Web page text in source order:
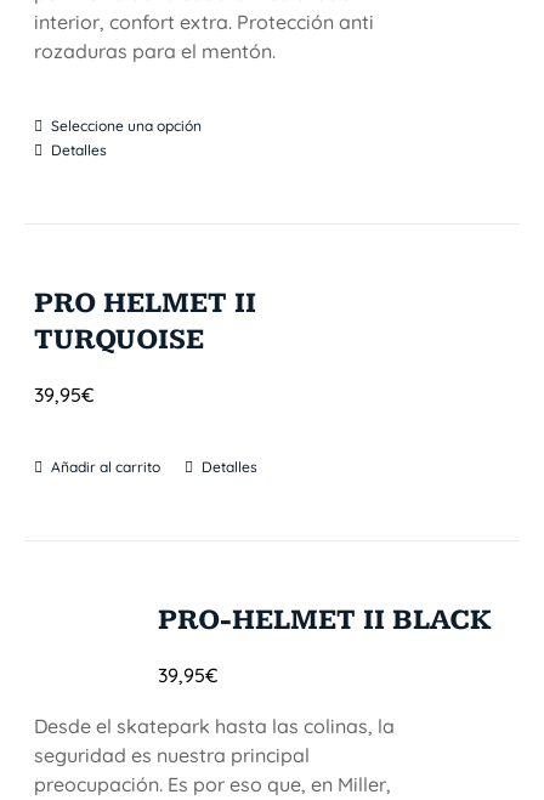
interior, confort extra. Protección anti
rozaduras para el mentón.
Seleccione una opción
Detalles
PRO HELMET II
TURQUOISE
39,95€
Añadir al carrito Detalles
PRO-HELMET II BLACK
39,95€
Desde el skatepark hasta las colinas, la
seguridad es nuestra principal
preocupación. Es por eso que, en Miller,